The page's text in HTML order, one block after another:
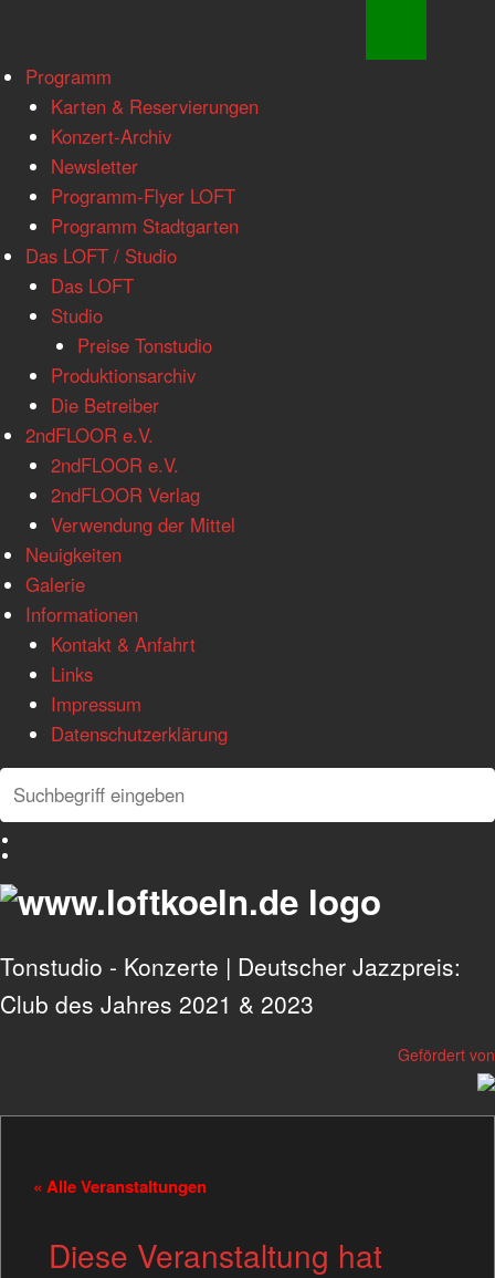
www.loftkoeln.de
navigation
Skip
content
Programm
Karten & Reservierungen
Konzert-Archiv
Newsletter
Programm-Flyer LOFT
Programm Stadtgarten
Das LOFT / Studio
Das LOFT
Studio
Preise Tonstudio
Produktionsarchiv
Die Betreiber
2ndFLOOR e.V.
2ndFLOOR e.V.
2ndFLOOR Verlag
Verwendung der Mittel
Neuigkeiten
Galerie
Informationen
Kontakt & Anfahrt
Links
Impressum
Datenschutzerklärung
Search
Search
Tonstudio - Konzerte | Deutscher Jazzpreis:
Club des Jahres 2021 & 2023
Gefördert von
« Alle Veranstaltungen
Diese Veranstaltung hat